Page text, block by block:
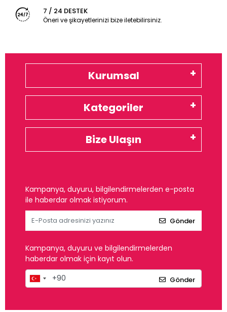
7 / 24 DESTEK
Öneri ve şikayetlerinizi bize iletebilirsiniz.
Kurumsal
Kategoriler
Bize Ulaşın
Kampanya, duyuru, bilgilendirmelerden e-posta
ile haberdar olmak istiyorum.
Gönder
Kampanya, duyuru ve bilgilendirmelerden
haberdar olmak için kayıt olun.
Gönder